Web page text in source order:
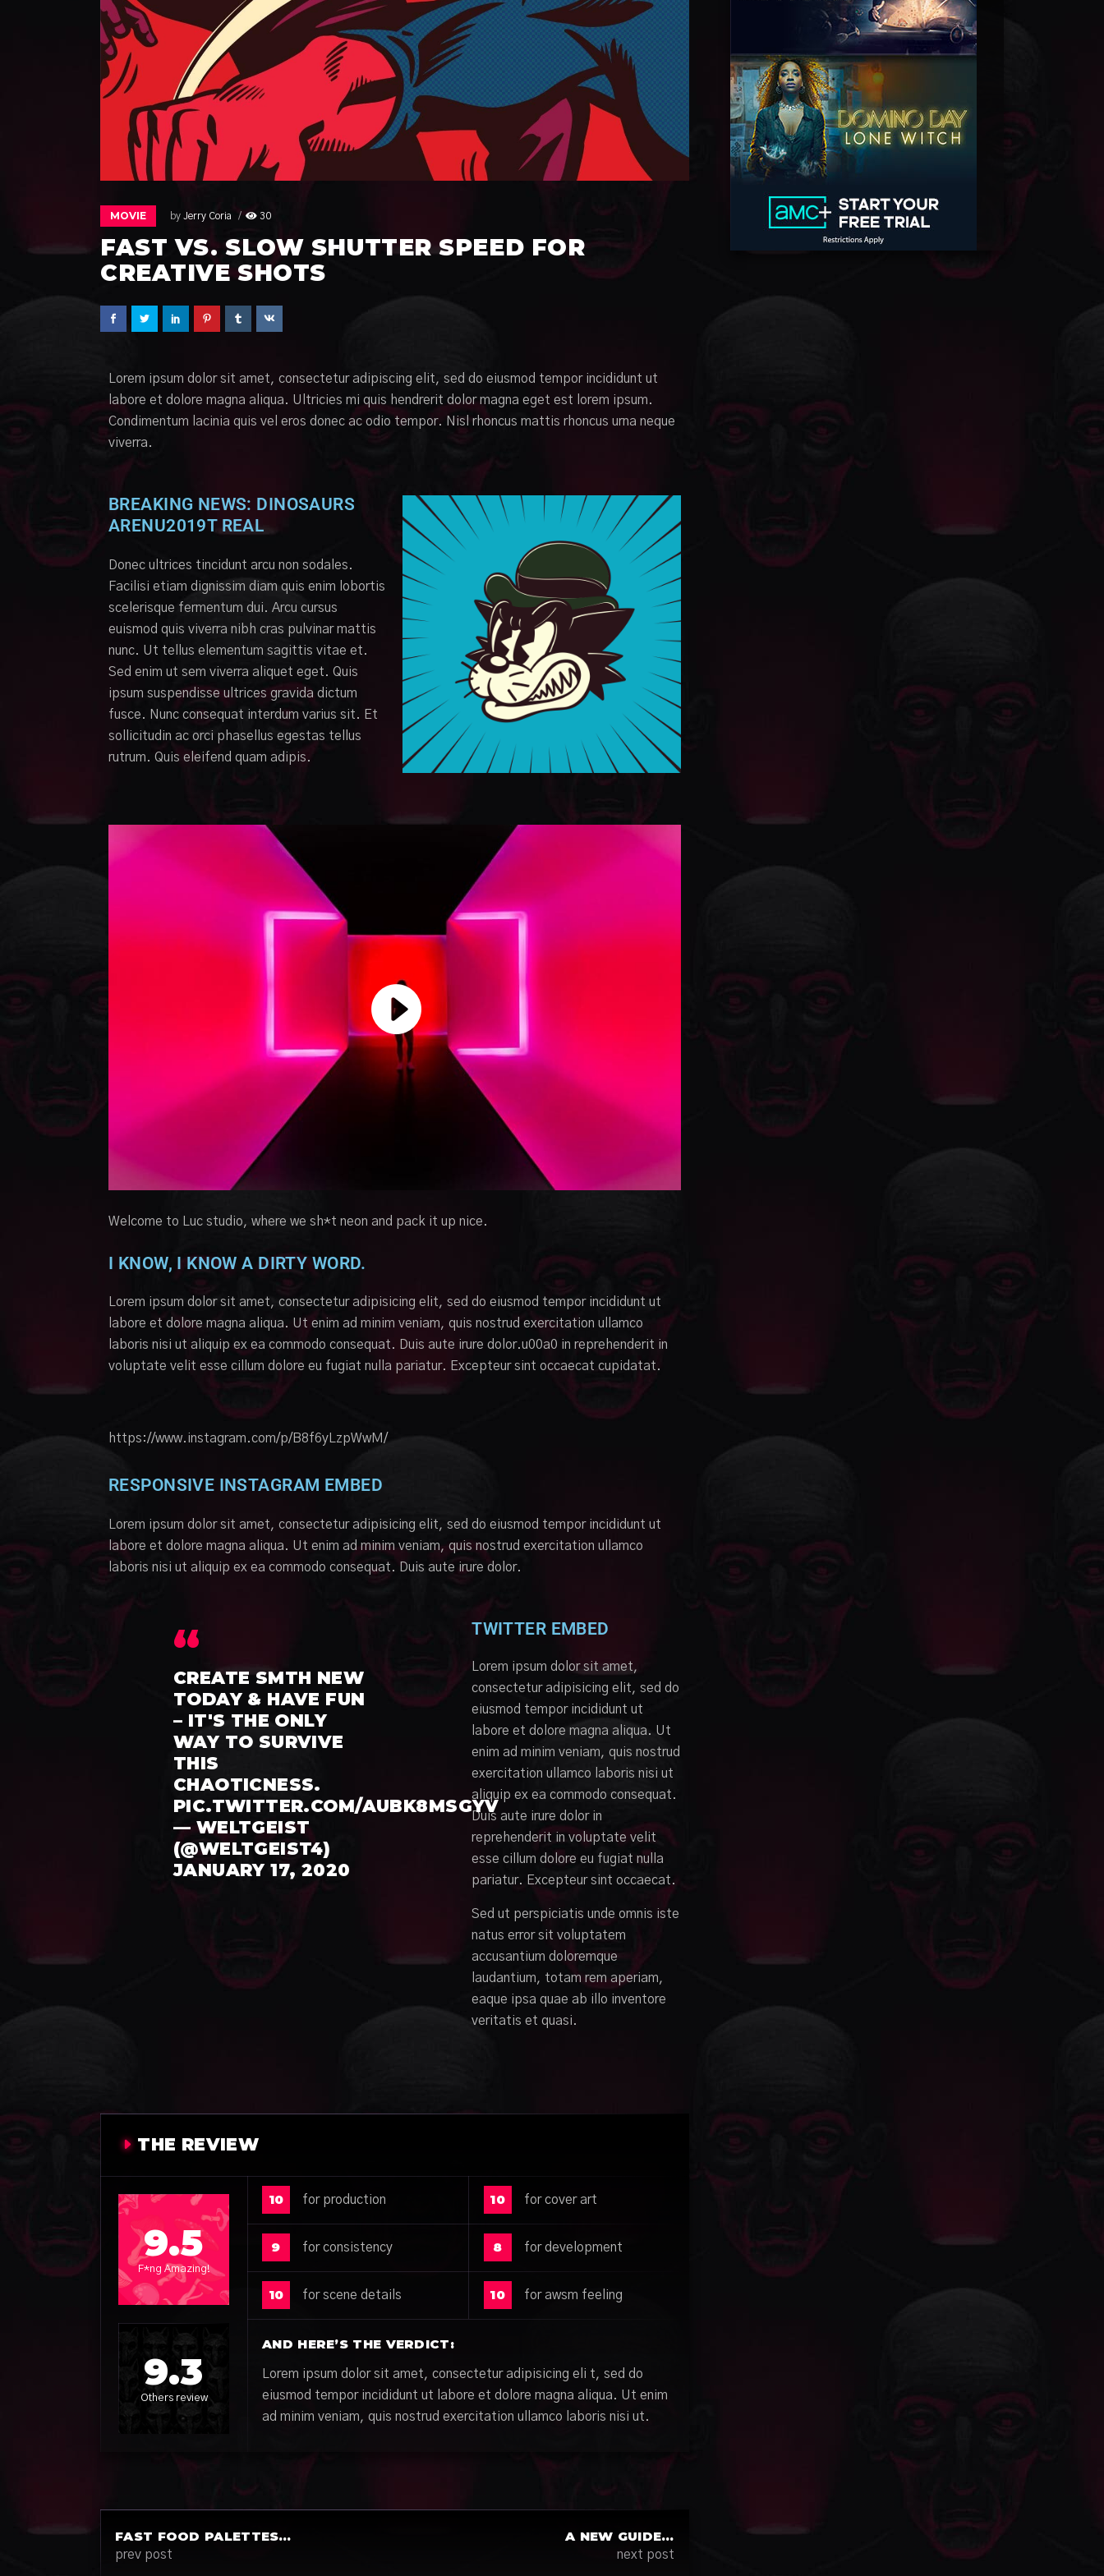
MOVIE by Jerry Coria 30
FAST VS. SLOW SHUTTER SPEED FOR
CREATIVE SHOTS
Lorem ipsum dolor sit amet, consectetur adipiscing elit, sed do eiusmod tempor incididunt ut
labore et dolore magna aliqua. Ultricies mi quis hendrerit dolor magna eget est lorem ipsum.
Condimentum lacinia quis vel eros donec ac odio tempor. Nisl rhoncus mattis rhoncus urna neque
viverra.
BREAKING NEWS: DINOSAURS
ARENU2019T REAL
Donec ultrices tincidunt arcu non sodales.
Facilisi etiam dignissim diam quis enim lobortis
scelerisque fermentum dui. Arcu cursus
euismod quis viverra nibh cras pulvinar mattis
nunc. Ut tellus elementum sagittis vitae et.
Sed enim ut sem viverra aliquet eget. Quis
ipsum suspendisse ultrices gravida dictum
fusce. Nunc consequat interdum varius sit. Et
sollicitudin ac orci phasellus egestas tellus
rutrum. Quis eleifend quam adipis.
Welcome to Luc studio, where we sh*t neon and pack it up nice.
I KNOW, I KNOW A DIRTY WORD.
Lorem ipsum dolor sit amet, consectetur adipisicing elit, sed do eiusmod tempor incididunt ut
labore et dolore magna aliqua. Ut enim ad minim veniam, quis nostrud exercitation ullamco
laboris nisi ut aliquip ex ea commodo consequat. Duis aute irure dolor.u00a0 in reprehenderit in
voluptate velit esse cillum dolore eu fugiat nulla pariatur. Excepteur sint occaecat cupidatat.
https://www.instagram.com/p/B8f6yLzpWwM/
RESPONSIVE INSTAGRAM EMBED
Lorem ipsum dolor sit amet, consectetur adipisicing elit, sed do eiusmod tempor incididunt ut
labore et dolore magna aliqua. Ut enim ad minim veniam, quis nostrud exercitation ullamco
laboris nisi ut aliquip ex ea commodo consequat. Duis aute irure dolor.
CREATE SMTH NEW
TODAY & HAVE FUN
– IT'S THE ONLY
WAY TO SURVIVE
THIS
CHAOTICNESS.
PIC.TWITTER.COM/AUBK8MSGYV
— WELTGEIST
(@WELTGEIST4)
JANUARY 17, 2020
TWITTER EMBED
Lorem ipsum dolor sit amet,
consectetur adipisicing elit, sed do
eiusmod tempor incididunt ut
labore et dolore magna aliqua. Ut
enim ad minim veniam, quis nostrud
exercitation ullamco laboris nisi ut
aliquip ex ea commodo consequat.
Duis aute irure dolor in
reprehenderit in voluptate velit
esse cillum dolore eu fugiat nulla
pariatur. Excepteur sint occaecat.
Sed ut perspiciatis unde omnis iste
natus error sit voluptatem
accusantium doloremque
laudantium, totam rem aperiam,
eaque ipsa quae ab illo inventore
veritatis et quasi.
THE REVIEW
9.5
F*ng Amazing!
9.3
Others review
10 for production 10 for cover art
9 for consistency 8 for development
10 for scene details 10 for awsm feeling
AND HERE’S THE VERDICT:
Lorem ipsum dolor sit amet, consectetur adipisicing eli t, sed do
eiusmod tempor incididunt ut labore et dolore magna aliqua. Ut enim
ad minim veniam, quis nostrud exercitation ullamco laboris nisi ut.
FAST FOOD PALETTES…
prev post
A NEW GUIDE…
next post